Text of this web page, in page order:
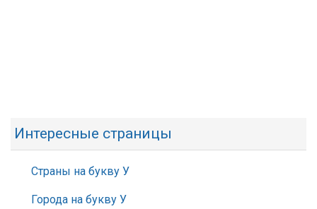
Интересные страницы
Страны на букву У
Города на букву У